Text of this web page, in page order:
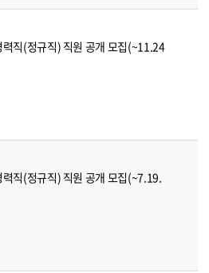
직(정규직) 직원 공개 모집(~11.24
직(정규직) 직원 공개 모집(~7.19.